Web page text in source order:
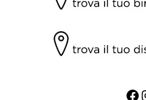
Facebook